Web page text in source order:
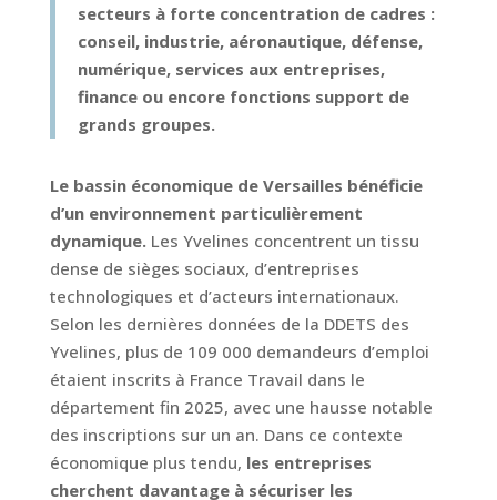
secteurs à forte concentration de cadres :
conseil, industrie, aéronautique, défense,
numérique, services aux entreprises,
finance ou encore fonctions support de
grands groupes.
Le bassin économique de Versailles bénéficie
d’un environnement particulièrement
dynamique.Les Yvelines concentrent un tissu
dense de sièges sociaux, d’entreprises
technologiques et d’acteurs internationaux.
Selon les dernières données de la DDETS des
Yvelines, plus de 109 000 demandeurs d’emploi
étaient inscrits à France Travail dans le
département fin 2025, avec une hausse notable
des inscriptions sur un an. Dans ce contexte
économique plus tendu, les entreprises
cherchent davantage à sécuriser les